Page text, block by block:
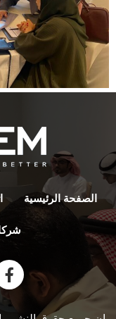
الصفحة الرئیسیة